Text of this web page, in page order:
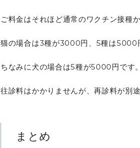
ご料金はそれほど通常のワクチン接種
猫の場合は3種が3000円、5種は5000
ちなみに犬の場合は5種が5000円です。
往診料はかかりませんが、再診料が別
まとめ